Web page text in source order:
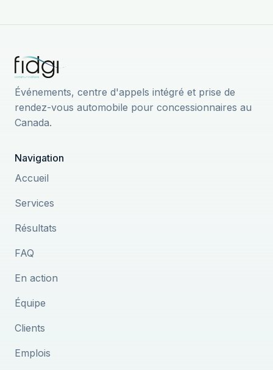
Événements, centre d'appels intégré et prise de
rendez-vous automobile pour concessionnaires au
Canada.
Navigation
Accueil
Services
Résultats
FAQ
En action
Équipe
Clients
Emplois